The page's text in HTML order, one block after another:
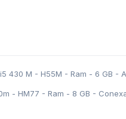
430 M - H55M - Ram - 6 GB -
- HM77 - Ram - 8 GB -